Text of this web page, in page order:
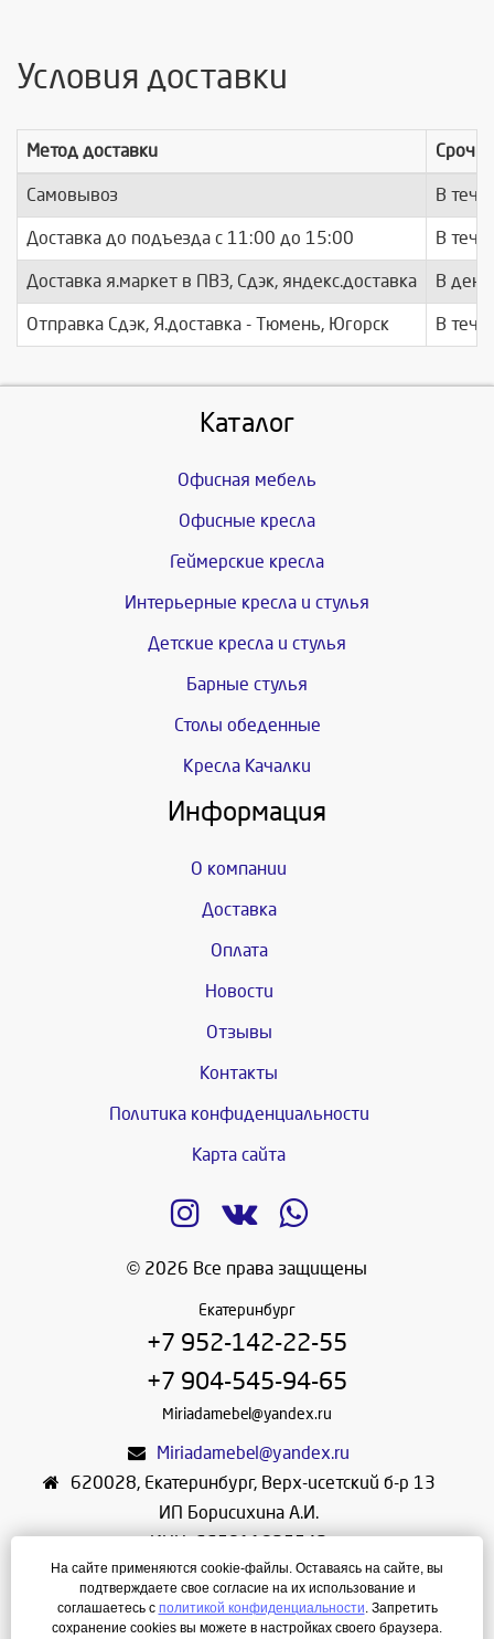
Условия доставки
Метод доставки
Самовывоз В
Доставка до подъезда c 11:00 до 15:00 В
Доставка я.маркет в ПВЗ, Сдэк, яндекс.доставка В день
Отправка Сдэк, Я.доставка - Тюмень, Югорск В
Каталог
Офисная мебель
Офисные кресла
Геймерские кресла
Интерьерные кресла и стулья
Детские кресла и стулья
Барные стулья
Столы обеденные
Кресла Качалки
Информация
О компании
Доставка
Оплата
Новости
Отзывы
Контакты
Политика конфиденциальности
Карта сайта
© 2026 Все права защищены
Екатеринбург
+7 952-142-22-55
+7 904-545-94-65
Miriadamebel@yandex.ru
Miriadamebel@yandex.ru
620028, Екатеринбург, Верх-исетский б-р 13
ИП Борисихина А.И.
ИНН: 665811825542
ОГРНИП: 312665804600057
Режим работы: Ежедневно с 10-30 до 19-30
На сайте применяются cookie-файлы. Оставаясь на сайте, вы
подтверждаете свое согласие на их использование и
соглашаетесь с политикой конфиденциальности. Запретить
сохранение cookies вы можете в настройках своего браузера.